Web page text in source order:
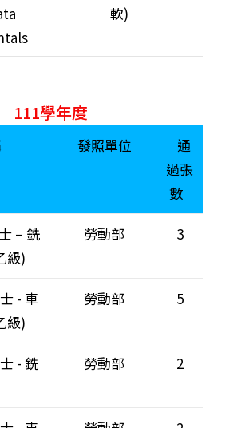
軟)
111學年度
發照單位
通
過張
數
– 銑
級)
勞動部 3
- 車
級)
勞動部 5
- 銑
勞動部 2